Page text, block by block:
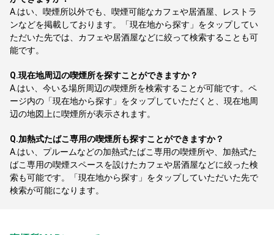
A. はい、喫煙所以外でも、喫煙可能なカフェや居酒屋、レストラ
ンなどを掲載しております。「現在地から探す」をタップしてい
ただいた先では、カフェや居酒屋などに絞って検索することも可
能です。
Q.現在地周辺の喫煙所を探すことができますか？
A. はい、今いる場所周辺の喫煙所を検索することが可能です。ペ
ージ内の「現在地から探す」をタップしていただくと、現在地周
辺の地図上に喫煙所が表示されます。
Q.加熱式たばこ専用の喫煙所も探すことができますか？
A. はい、プルームなどの加熱式たばこ専用の喫煙所や、加熱式た
ばこ専用の喫煙スペースを設けたカフェや居酒屋などに絞った検
索も可能です。「現在地から探す」をタップしていただいた先で
検索が可能になります。